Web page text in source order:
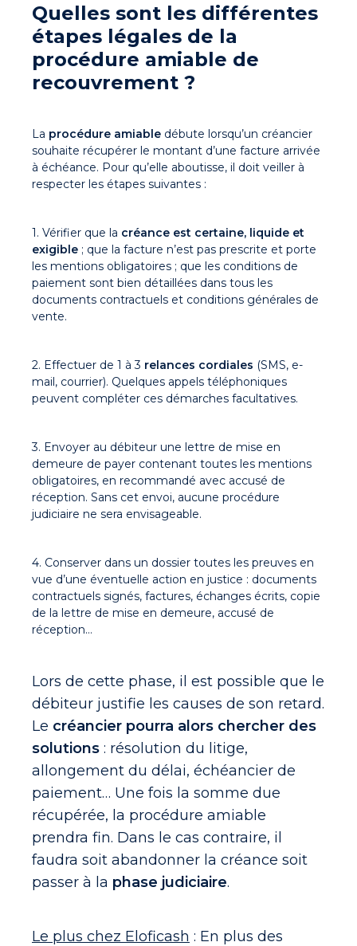
Quelles sont les différentes
étapes légales de la
procédure amiable de
recouvrement ?
La procédure amiable débute lorsqu’un créancier
souhaite récupérer le montant d’une facture arrivée
à échéance. Pour qu’elle aboutisse, il doit veiller à
respecter les étapes suivantes :
1. Vérifier que la créance est certaine, liquide et
exigible ; que la facture n’est pas prescrite et porte
les mentions obligatoires ; que les conditions de
paiement sont bien détaillées dans tous les
documents contractuels et conditions générales de
vente.
2. Effectuer de 1 à 3 relances cordiales (SMS, e-
mail, courrier). Quelques appels téléphoniques
peuvent compléter ces démarches facultatives.
3. Envoyer au débiteur une lettre de mise en
demeure de payer contenant toutes les mentions
obligatoires, en recommandé avec accusé de
réception. Sans cet envoi, aucune procédure
judiciaire ne sera envisageable.
4. Conserver dans un dossier toutes les preuves en
vue d’une éventuelle action en justice : documents
contractuels signés, factures, échanges écrits, copie
de la lettre de mise en demeure, accusé de
réception…
Lors de cette phase, il est possible que le
débiteur justifie les causes de son retard.
Le créancier pourra alors chercher des
solutions : résolution du litige,
allongement du délai, échéancier de
paiement… Une fois la somme due
récupérée, la procédure amiable
prendra fin. Dans le cas contraire, il
faudra soit abandonner la créance soit
passer à la phase judiciaire.
Le plus chez Eloficash : En plus des